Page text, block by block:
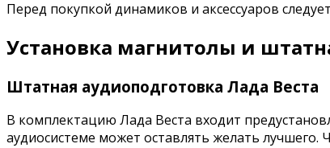
Перед покупкой динамиков и аксессуаров
Установка магнитолы и
Штатная аудиоподготовка Лада Веста
В комплектацию Лада Веста входит
аудиосистеме может оставлять желать